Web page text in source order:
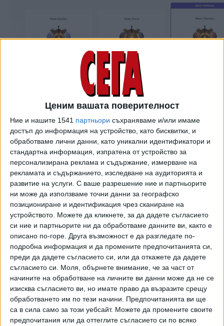
Ценим вашата поверителност
Ние и нашите 1541 партньори съхраняваме и/или имаме
достъп до информация на устройство, като бисквитки, и
обработваме лични данни, като уникални идентификатори и
стандартна информация, изпратена от устройство за
персонализирана реклама и съдържание, измерване на
рекламата и съдържанието, изследване на аудиторията и
развитие на услуги. С ваше разрешение ние и партньорите
ни може да използваме точни данни за географско
позициониране и идентификация чрез сканиране на
устройството. Можете да кликнете, за да дадете съгласието
си ние и партньорите ни да обработваме данните ви, както е
описано по-горе. Друга възможност е да разгледате по-
подробна информация и да промените предпочитанията си,
преди да дадете съгласието си, или да откажете да дадете
съгласието си. Моля, обърнете внимание, че за част от
начините на обработване на личните ви данни може да не се
изисква съгласието ви, но имате право да възразите срещу
обработването им по тези начини. Предпочитанията ви ще
са в сила само за този уебсайт. Можете да промените своите
предпочитания или да оттеглите съгласието си по всяко
Изборът на "Възраждане" е странен - в интернет има и
други платформи за набиране на средства, които за
разлика от американската дават възможност да се
дарява не в западни валути, а в български левове.
Партията, която се самоопределя като патриотична,
ползва американска платформа за набиране на евро "за
произвеждането на видеоматериали, подпомагащи
различни каузи и организации в полза на България" (това
обяснява Костадинов във въпросното видео в YouTube).
А основната кауза, на която "Възраждане" гради и цялата
си кампания за предстоящите парламентарни избори, е
заклеймяване на еврото и на членството на България в
Още парадокси